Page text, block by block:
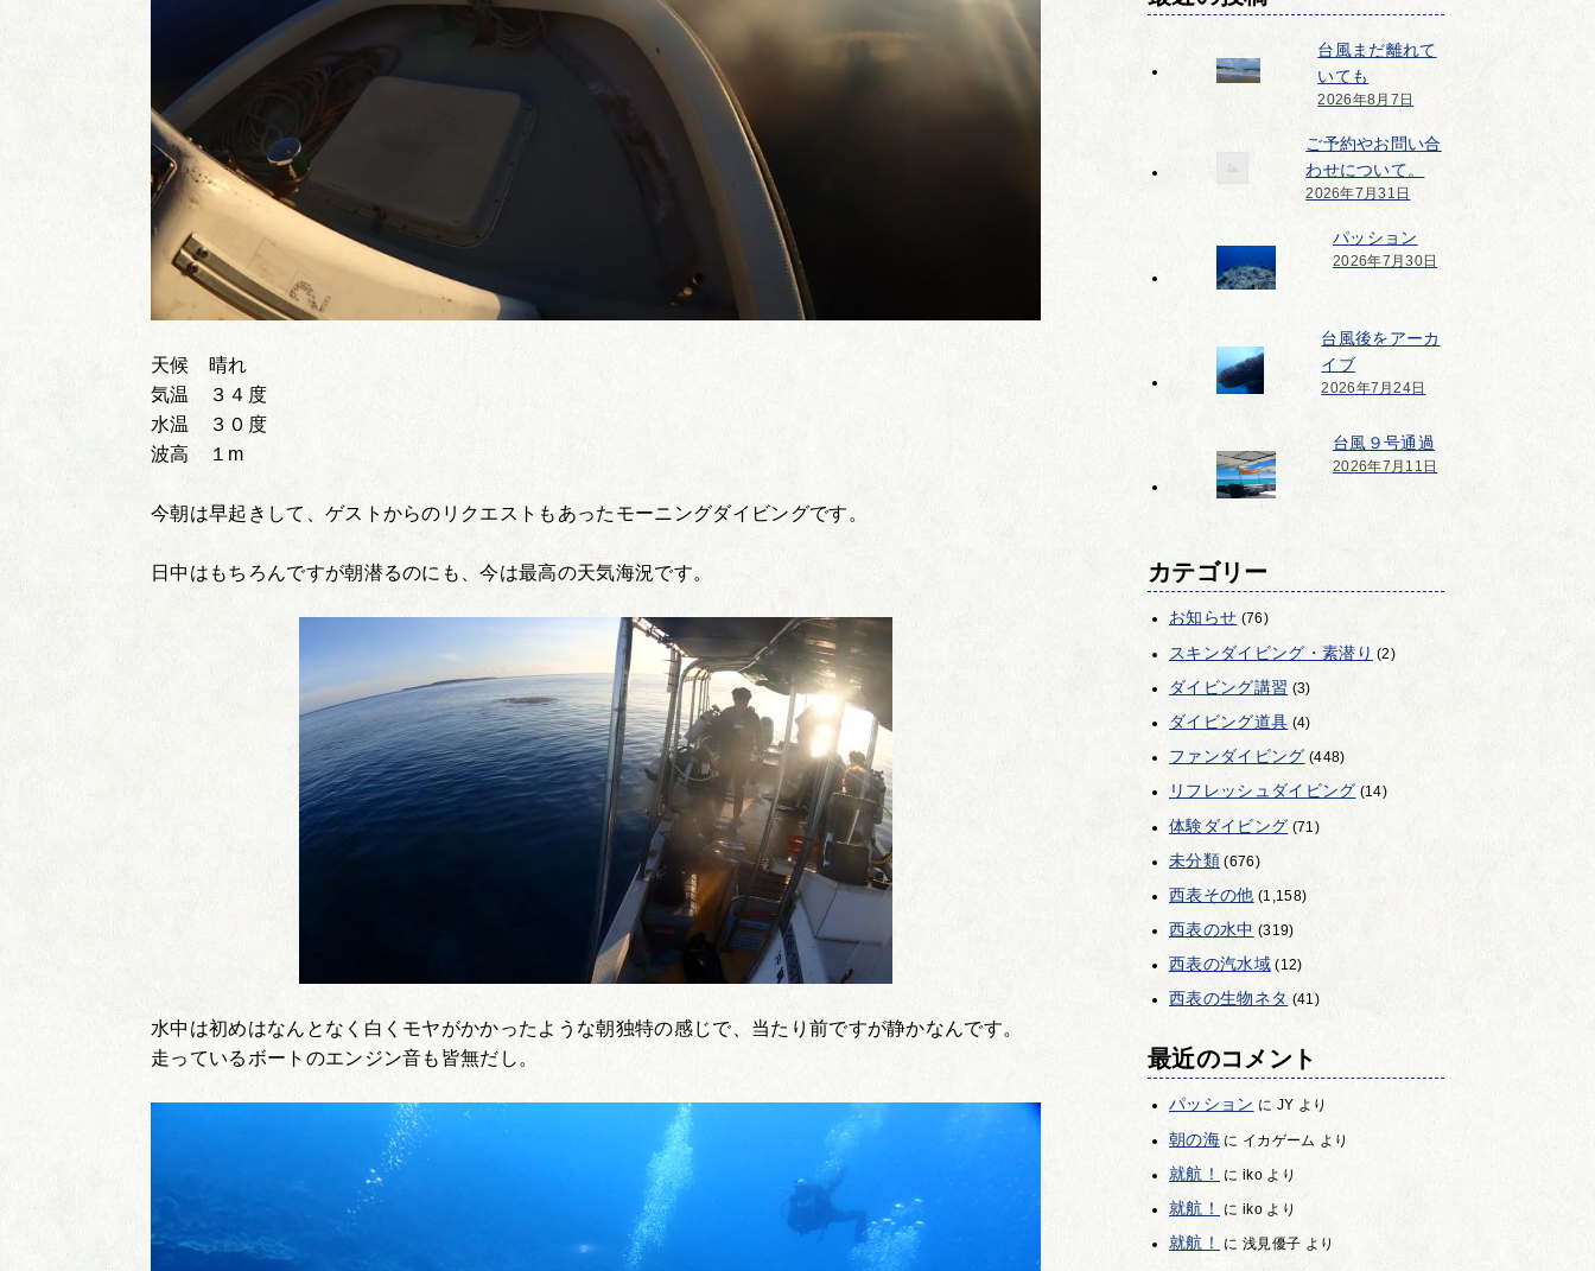
天候 晴れ
気温 ３４度
水温 ３０度
波高 １m
今朝は早起きして、ゲストからのリクエストもあったモーニングダイビングです。
日中はもちろんですが朝潜るのにも、今は最高の天気海況です。
水中は初めはなんとなく白くモヤがかかったような朝独特の感じで、当たり前ですが静かなんです。
走っているボートのエンジン音も皆無だし。
台風まだ離れて
いても
2026年8月7日
ご予約やお問い合
わせについて。
2026年7月31日
パッション
2026年7月30日
台風後をアーカ
イブ
2026年7月24日
台風９号通過
2026年7月11日
カテゴリー
お知らせ (76)
スキンダイビング・素潜り (2)
ダイビング講習 (3)
ダイビング道具 (4)
ファンダイビング (448)
リフレッシュダイビング (14)
体験ダイビング (71)
未分類(676)
西表その他 (1,158)
西表の水中 (319)
西表の汽水域(12)
西表の生物ネタ (41)
最近のコメント
パッション に JY より
朝の海に イカゲーム より
就航！ に ikoより
就航！ に ikoより
就航！ に 浅見優子 より